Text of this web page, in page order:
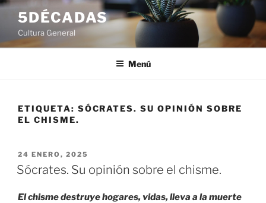
Saltar
contenido
5DÉCADAS
Cultura General
Menú
ETIQUETA: SÓCRATES. SU OPINIÓN SOBRE
EL CHISME.
PUBLICADO
EL
24 ENERO, 2025
Sócrates. Su opinión sobre el chisme.
El chisme destruye hogares, vidas, lleva a la muerte